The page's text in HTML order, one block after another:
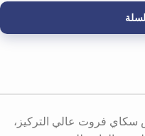
فروت عالي التركيز،